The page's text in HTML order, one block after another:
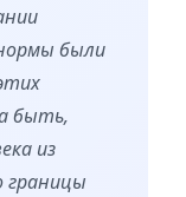
были
быть,
из
границы